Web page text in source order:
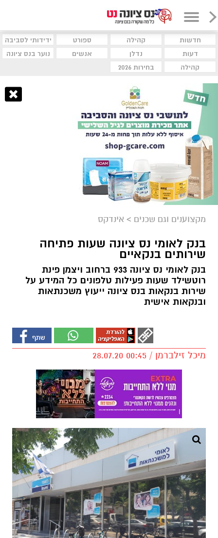
חדשות קהילה ספורט
ידידותי לסביבה
דעות
נדלן אנשים
נוער בנס ציונה
קהילה
בחירות 2026
מקצוענים וגם שכנים > אינדקס
בנק לאומי נס ציונה שעות פתיחה
שירותים בנקאיים
בנק לאומי נס ציונה 933 ברחוב ויצמן פינת
רוטשילד שעות פעילות טלפונים כל המידע על
שירות בנקאות בנס ציונה ייעוץ משכנתאות
ובנקאות אישית
מיכל זילברמן / 00:45 28.07.20